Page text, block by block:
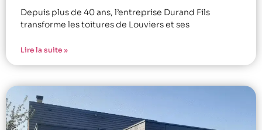
Depuis plus de 40 ans, l’entreprise Durand Fils
transforme les toitures de Louviers et ses
Lire la suite »